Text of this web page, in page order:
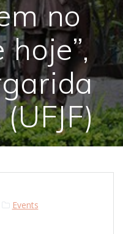
no
Events